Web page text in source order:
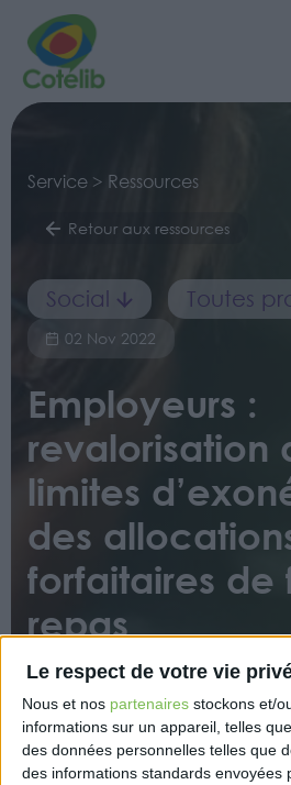
Le respect de votre vie
Nous et nos partenaires stockons et/
informations sur un appareil, telles
des données personnelles telles que
des informations standards envoyées
Service > Ressources
Retour aux ressources
Social Toutes
02 Nov 2022
Employeurs :
revalorisation
limites
des
forfaitaires de
repas